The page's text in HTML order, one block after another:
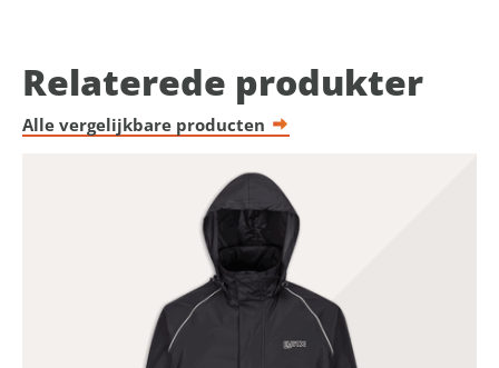
Relaterede produkter
Alle vergelijkbare producten